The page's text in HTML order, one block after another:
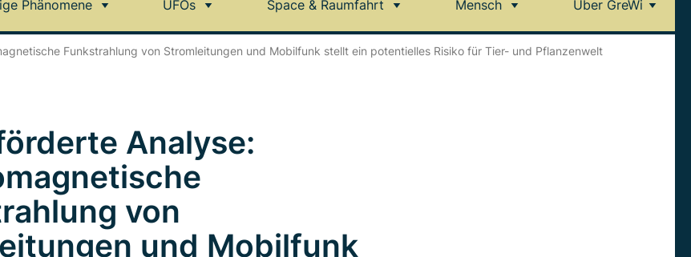
Phänomene UFOs Space & Raumfahrt Mensch Über GreWi
Funkstrahlung von Stromleitungen und Mobilfunk stellt ein potentielles Risiko für Tier- und Pflanzenwelt
Analyse:
von
und Mobilfunk